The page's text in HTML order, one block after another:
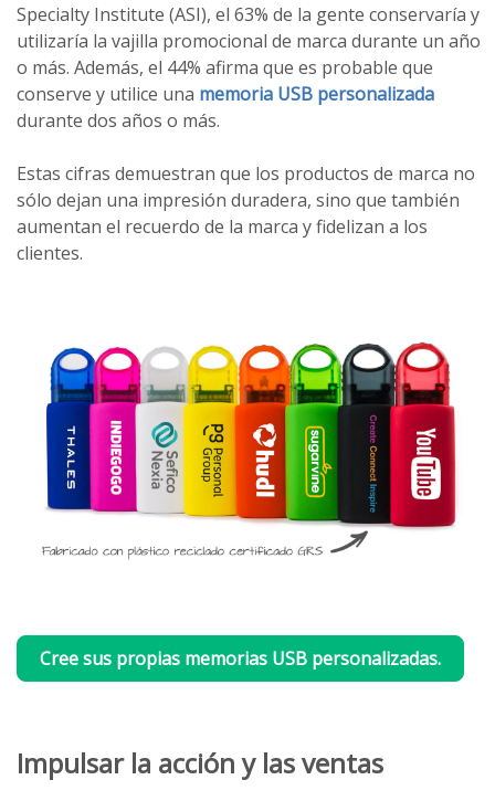
Specialty Institute (ASI), el 63% de la gente conservaría y
utilizaría la vajilla promocional de marca durante un año
o más. Además, el 44% afirma que es probable que
conserve y utilice una memoria USB personalizada
durante dos años o más.
Estas cifras demuestran que los productos de marca no
sólo dejan una impresión duradera, sino que también
aumentan el recuerdo de la marca y fidelizan a los
clientes.
Cree sus propias memorias USB personalizadas.
Impulsar la acción y las ventas